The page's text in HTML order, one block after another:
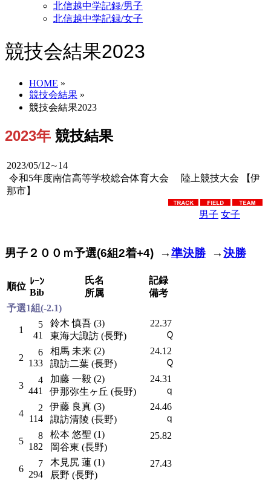
北信越中学記録/男子
北信越中学記録/女子
競技会結果2023
HOME »
競技会結果 »
競技会結果2023
2023年 競技結果
2023/05/12∼14
令和5年度南信高等学校総合体育大会 陸上競技大会 【伊
那市】
男子 女子
男子２００ｍ予選(6組2着+4) →準決勝→決勝
順位 ﾚｰﾝ
Bib
氏名
所属
記録
備考
予選1組(-2.1)
1
5
41
鈴木 慎吾 (3)
東海大諏訪 (長野)
22.37
Ｑ
2
6
133
相馬 未来 (2)
諏訪二葉 (長野)
24.12
Ｑ
3
4
441
加藤 一毅 (2)
伊那弥生ヶ丘 (長野)
24.31
ｑ
4
2
114
伊藤 良真 (3)
諏訪清陵 (長野)
24.46
ｑ
5
8
182
松本 悠聖 (1)
岡谷東 (長野)
25.82
6
7
294
木見尻 蓮 (1)
辰野 (長野)
27.43